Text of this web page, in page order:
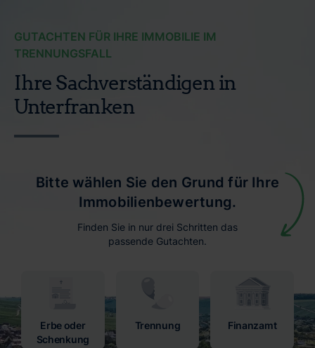
GUTACHTEN FÜR IHRE IMMOBILIE IM
TRENNUNGSFALL
Ihre Sachverständigen in
Unterfranken
Bitte wählen Sie den Grund für Ihre
Immobilienbewertung.
Finden Sie in nur drei Schritten das
passende Gutachten.
Erbe oder
Schenkung
Trennung Finanzamt